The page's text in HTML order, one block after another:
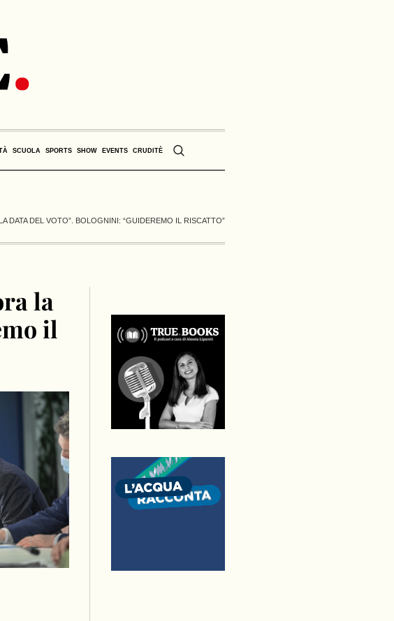
SCUOLA SPORTS SHOW EVENTS CRUDITÈ
DATA DEL VOTO”. BOLOGNINI: “GUIDEREMO IL RISCATTO”
la
il